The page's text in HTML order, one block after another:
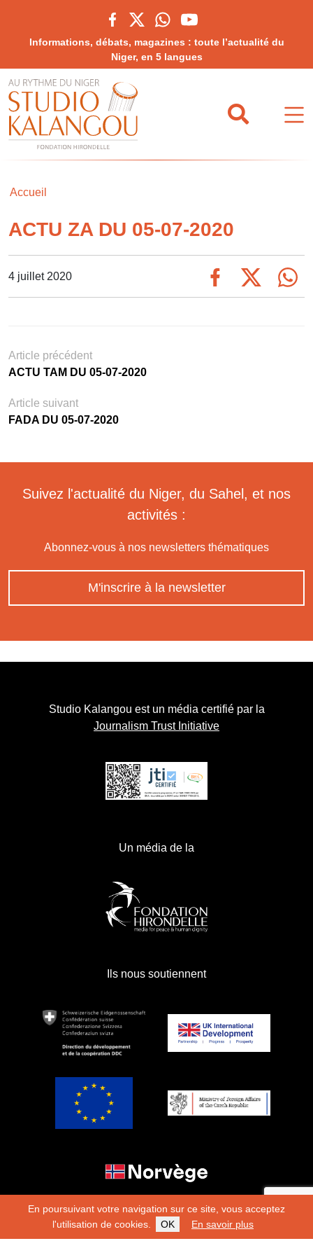
En poursuivant votre navigation sur ce site, vous acceptez
l'utilisation de cookies.
OK En savoir plus
Informations, débats, magazines : toute l’actualité du
Niger, en 5 langues
Accueil
ACTU ZA DU 05-07-2020
4 juillet 2020
Article précédent
ACTU TAM DU 05-07-2020
Article suivant
FADA DU 05-07-2020
Suivez l'actualité du Niger, du Sahel, et nos
activités :
Abonnez-vous à nos newsletters thématiques
M'inscrire à la newsletter
Studio Kalangou est un média certifié par la
Journalism Trust Initiative
Un média de la
Ils nous soutiennent